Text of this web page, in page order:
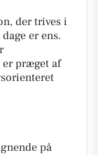
der trives i
er ens.
præget af
på